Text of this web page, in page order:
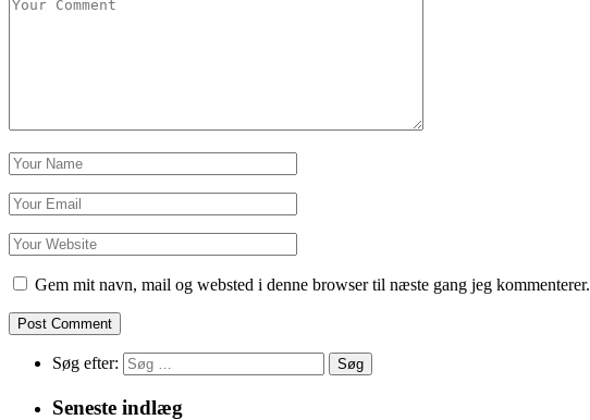
Gem mit navn, mail og websted i denne browser til næste gang jeg kommenterer.
Søg efter:
Seneste indlæg